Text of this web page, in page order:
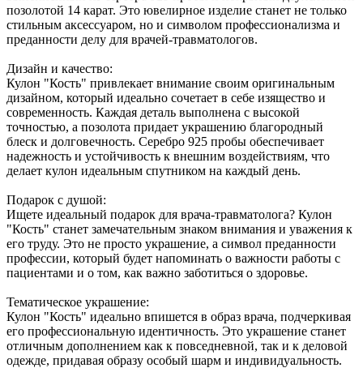
позолотой 14 карат. Это ювелирное изделие станет не только
стильным аксессуаром, но и символом профессионализма и
преданности делу для врачей-травматологов.
Дизайн и качество:
Кулон "Кость" привлекает внимание своим оригинальным
дизайном, который идеально сочетает в себе изящество и
современность. Каждая деталь выполнена с высокой
точностью, а позолота придает украшению благородный
блеск и долговечность. Серебро 925 пробы обеспечивает
надежность и устойчивость к внешним воздействиям, что
делает кулон идеальным спутником на каждый день.
Подарок с душой:
Ищете идеальный подарок для врача-травматолога? Кулон
"Кость" станет замечательным знаком внимания и уважения к
его труду. Это не просто украшение, а символ преданности
профессии, который будет напоминать о важности работы с
пациентами и о том, как важно заботиться о здоровье.
Тематическое украшение:
Кулон "Кость" идеально впишется в образ врача, подчеркивая
его профессиональную идентичность. Это украшение станет
отличным дополнением как к повседневной, так и к деловой
одежде, придавая образу особый шарм и индивидуальность.